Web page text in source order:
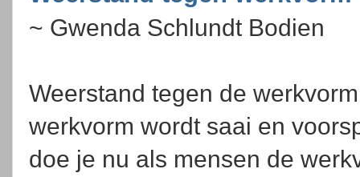
~ Gwenda Schlundt Bodien
Weerstand tegen de
werkvorm wordt saai en
doe je nu als mensen de